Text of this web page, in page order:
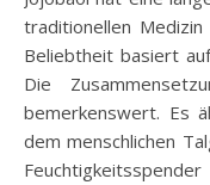
traditionellen
Beliebtheit basiert
Die
bemerkenswert. Es
dem menschlichen